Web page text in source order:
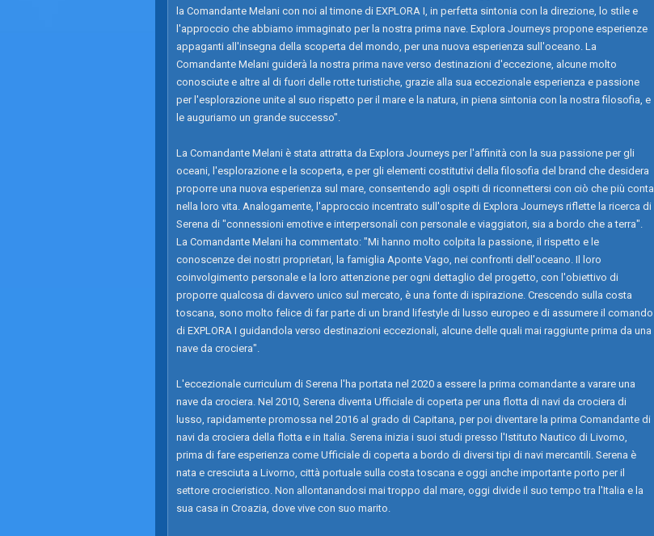
la Comandante Melani con noi al timone di EXPLORA I, in perfetta sintonia con la direzione, lo stile e
l'approccio che abbiamo immaginato per la nostra prima nave. Explora Journeys propone esperienze
appaganti all'insegna della scoperta del mondo, per una nuova esperienza sull'oceano. La
Comandante Melani guiderà la nostra prima nave verso destinazioni d'eccezione, alcune molto
conosciute e altre al di fuori delle rotte turistiche, grazie alla sua eccezionale esperienza e passione
per l'esplorazione unite al suo rispetto per il mare e la natura, in piena sintonia con la nostra filosofia, e
le auguriamo un grande successo".
La Comandante Melani è stata attratta da Explora Journeys per l'affinità con la sua passione per gli
oceani, l'esplorazione e la scoperta, e per gli elementi costitutivi della filosofia del brand che desidera
proporre una nuova esperienza sul mare, consentendo agli ospiti di riconnettersi con ciò che più conta
nella loro vita. Analogamente, l'approccio incentrato sull'ospite di Explora Journeys riflette la ricerca di
Serena di "connessioni emotive e interpersonali con personale e viaggiatori, sia a bordo che a terra".
La Comandante Melani ha commentato: "Mi hanno molto colpita la passione, il rispetto e le
conoscenze dei nostri proprietari, la famiglia Aponte Vago, nei confronti dell'oceano. Il loro
coinvolgimento personale e la loro attenzione per ogni dettaglio del progetto, con l'obiettivo di
proporre qualcosa di davvero unico sul mercato, è una fonte di ispirazione. Crescendo sulla costa
toscana, sono molto felice di far parte di un brand lifestyle di lusso europeo e di assumere il comando
di EXPLORA I guidandola verso destinazioni eccezionali, alcune delle quali mai raggiunte prima da una
nave da crociera".
L'eccezionale curriculum di Serena l'ha portata nel 2020 a essere la prima comandante a varare una
nave da crociera. Nel 2010, Serena diventa Ufficiale di coperta per una flotta di navi da crociera di
lusso, rapidamente promossa nel 2016 al grado di Capitana, per poi diventare la prima Comandante di
navi da crociera della flotta e in Italia. Serena inizia i suoi studi presso l'Istituto Nautico di Livorno,
prima di fare esperienza come Ufficiale di coperta a bordo di diversi tipi di navi mercantili. Serena è
nata e cresciuta a Livorno, città portuale sulla costa toscana e oggi anche importante porto per il
settore crocieristico. Non allontanandosi mai troppo dal mare, oggi divide il suo tempo tra l'Italia e la
sua casa in Croazia, dove vive con suo marito.